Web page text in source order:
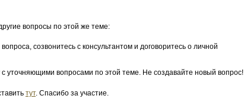
вопросы по этой же теме:
созвонитесь с консультантом и договоритесь о личной
уточняющими вопросами по этой теме. Не создавайте новый вопрос!
тут. Спасибо за участие.